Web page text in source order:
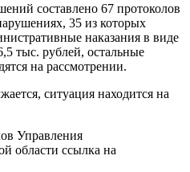
составлено 67 протоколов
35 из которых
наказания в виде
тыс. рублей, остальные
на рассмотрении.
ситуация находится на
Управления
области ссылка на